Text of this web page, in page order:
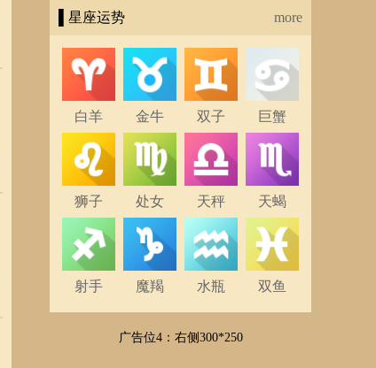
▌星座运势 more
白羊 金牛 双子 巨蟹
狮子 处女 天秤 天蝎
射手 魔羯 水瓶 双鱼
广告位4：右侧300*250